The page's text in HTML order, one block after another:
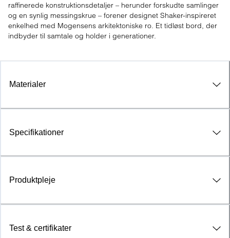
raffinerede konstruktionsdetaljer – herunder forskudte samlinger
og en synlig messingskrue – forener designet Shaker-inspireret
enkelhed med Mogensens arkitektoniske ro. Et tidløst bord, der
indbyder til samtale og holder i generationer.
Materialer
Specifikationer
Produktpleje
Test & certifikater